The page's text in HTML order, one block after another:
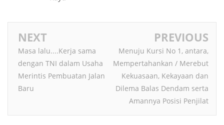
NEXT
Masa lalu....Kerja sama
dengan TNI dalam Usaha
Merintis Pembuatan Jalan
Baru
PREVIOUS
Menuju Kursi No 1, antara,
Mempertahankan / Merebut
Kekuasaan, Kekayaan dan
Dilema Balas Dendam serta
Amannya Posisi Penjilat